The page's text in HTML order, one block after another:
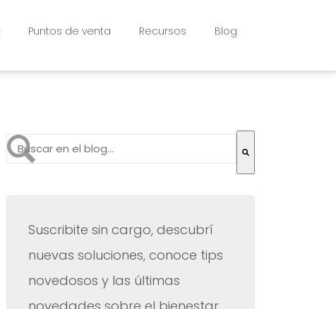
Puntos de venta Recursos Blog
Esto es un campo de búsqueda con una función de texto
Suscribite sin cargo, descubrí
nuevas soluciones, conoce tips
novedosos y las últimas